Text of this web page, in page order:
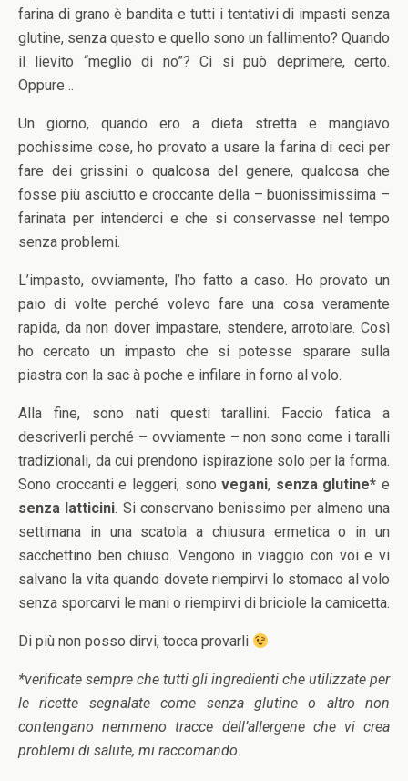
farina di grano è bandita e tutti i tentativi di impasti senza
glutine, senza questo e quello sono un fallimento? Quando
il lievito “meglio di no”? Ci si può deprimere, certo.
Oppure…
Un giorno, quando ero a dieta stretta e mangiavo
pochissime cose, ho provato a usare la farina di ceci per
fare dei grissini o qualcosa del genere, qualcosa che
fosse più asciutto e croccante della – buonissimissima –
farinata per intenderci e che si conservasse nel tempo
senza problemi.
L’impasto, ovviamente, l’ho fatto a caso. Ho provato un
paio di volte perché volevo fare una cosa veramente
rapida, da non dover impastare, stendere, arrotolare. Così
ho cercato un impasto che si potesse sparare sulla
piastra con la sac à poche e infilare in forno al volo.
Alla fine, sono nati questi tarallini. Faccio fatica a
descriverli perché – ovviamente – non sono come i taralli
tradizionali, da cui prendono ispirazione solo per la forma.
Sono croccanti e leggeri, sonovegani, senza glutine* e
senza latticini. Si conservano benissimo per almeno una
settimana in una scatola a chiusura ermetica o in un
sacchettino ben chiuso. Vengono in viaggio con voi e vi
salvano la vita quando dovete riempirvi lo stomaco al volo
senza sporcarvi le mani o riempirvi di briciole la camicetta.
Di più non posso dirvi, tocca provarli
*verificate sempre che tutti gli ingredienti che utilizzate per
le ricette segnalate come senza glutine o altro non
contengano nemmeno tracce dell’allergene che vi crea
problemi di salute, mi raccomando.